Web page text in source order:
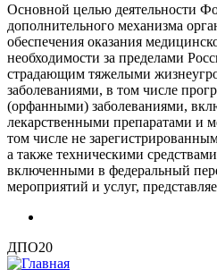
Основной целью деятельности
дополнительного механизма
обеспечения оказания
необходимости за пределами
страдающим тяжелыми
заболеваниями, в том числе
(орфанными) заболеваниями,
лекарственными препаратами и
том числе не
а также техническими
включенными в федеральный
мероприятий и услуг,
ДПО20